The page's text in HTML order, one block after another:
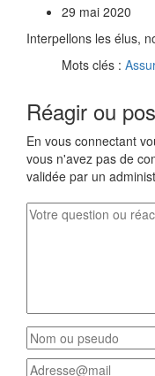
29 mai 2020
Interpellons les élus,
Mots clés :
Réagir ou
En vous connectant
vous n'avez pas de
validée par un